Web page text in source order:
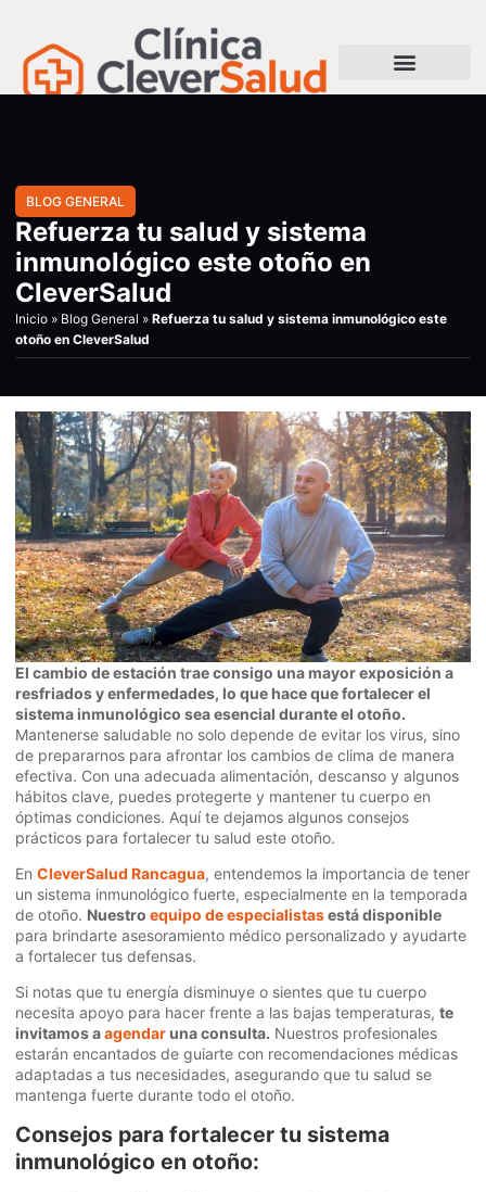
BLOG GENERAL
Refuerza tu salud y sistema
inmunológico este otoño en
CleverSalud
Inicio » Blog General » Refuerza tu salud y sistema inmunológico este
otoño en CleverSalud
El cambio de estación trae consigo una mayor exposición a
resfriados y enfermedades, lo que hace que fortalecer el
sistema inmunológico sea esencial durante el otoño.
Mantenerse saludable no solo depende de evitar los virus, sino
de prepararnos para afrontar los cambios de clima de manera
efectiva. Con una adecuada alimentación, descanso y algunos
hábitos clave, puedes protegerte y mantener tu cuerpo en
óptimas condiciones. Aquí te dejamos algunos consejos
prácticos para fortalecer tu salud este otoño.
En CleverSalud Rancagua, entendemos la importancia de tener
un sistema inmunológico fuerte, especialmente en la temporada
de otoño. Nuestro equipo de especialistasestá disponible
para brindarte asesoramiento médico personalizado y ayudarte
a fortalecer tus defensas.
Si notas que tu energía disminuye o sientes que tu cuerpo
necesita apoyo para hacer frente a las bajas temperaturas, te
invitamos aagendaruna consulta. Nuestros profesionales
estarán encantados de guiarte con recomendaciones médicas
adaptadas a tus necesidades, asegurando que tu salud se
mantenga fuerte durante todo el otoño.
Consejos para fortalecer tu sistema
inmunológico en otoño: